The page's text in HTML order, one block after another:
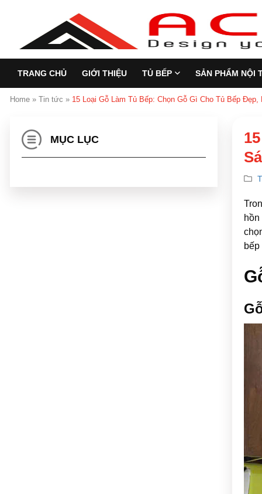
TRANG CHỦ GIỚI THIỆU TỦ BẾP SẢN PHẨM NỘI
Home » Tin tức » 15 Loại Gỗ Làm Tủ Bếp: Chọn Gỗ Gì Cho Tủ Bếp
MỤC LỤC